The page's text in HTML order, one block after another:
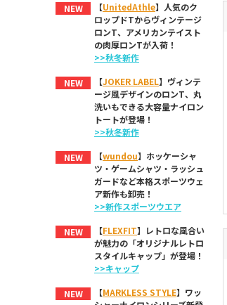
NEW 【UnitedAthle】人気のク
ロップドTからヴィンテージ
ロンT、アメリカンテイスト
の肉厚ロンTが入荷！
>>秋冬新作
NEW 【JOKER LABEL】ヴィンテ
ージ風デザインのロンT、丸
洗いもできる大容量ナイロン
トートが登場！
>>秋冬新作
NEW 【wundou】ホッケーシャ
ツ・ゲームシャツ・ラッシュ
ガードなど本格スポーツウェ
ア新作も卸売！
>>新作スポーツウエア
NEW 【FLEXFIT】レトロな風合い
が魅力の「オリジナルレトロ
スタイルキャップ」が登場！
>>キャップ
NEW 【MARKLESS STYLE】ワッ